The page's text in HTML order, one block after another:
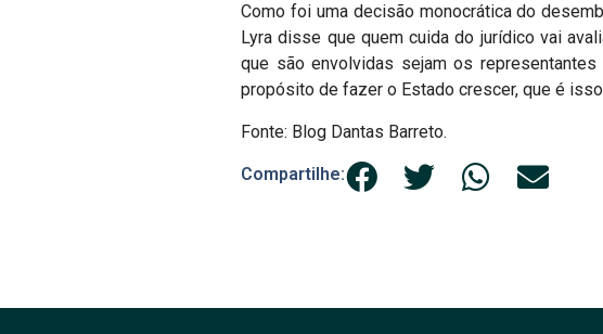
Como foi uma decisão monocrática do
Lyra disse que quem cuida do jurídico vai
que são envolvidas sejam os
propósito de fazer o Estado crescer, que é
Fonte: Blog Dantas Barreto.
Compartilhe: